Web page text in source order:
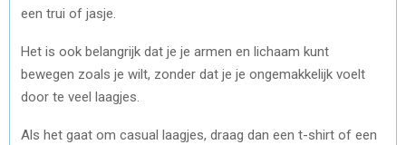
een trui of jasje.
Het is ook belangrijk dat je je armen en lichaam kunt
bewegen zoals je wilt, zonder dat je je ongemakkelijk voelt
door te veel laagjes.
Als het gaat om casual laagjes, draag dan een t-shirt of een